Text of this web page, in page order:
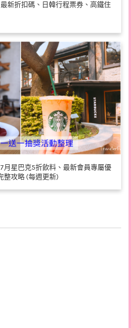
新折扣碼、日韓行程票券、高鐵住
月星巴克5折飲料、最新會員專屬優
整攻略 (每週更新)